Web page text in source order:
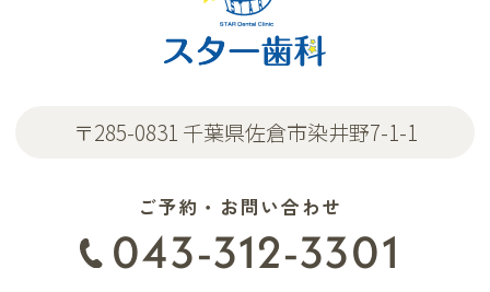
〒285-0831 千葉県佐倉市染井野7-1-1
ご予約・お問い合わせ
043-312-3301